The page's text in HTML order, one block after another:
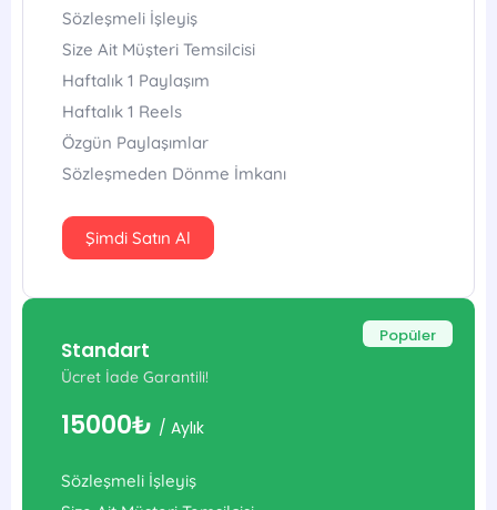
Sözleşmeli İşleyiş
Size Ait Müşteri Temsilcisi
Haftalık 1 Paylaşım
Haftalık 1 Reels
Özgün Paylaşımlar
Sözleşmeden Dönme İmkanı
Şimdi Satın Al
Standart
Popüler
Ücret İade Garantili!
15000₺ / Aylık
Sözleşmeli İşleyiş